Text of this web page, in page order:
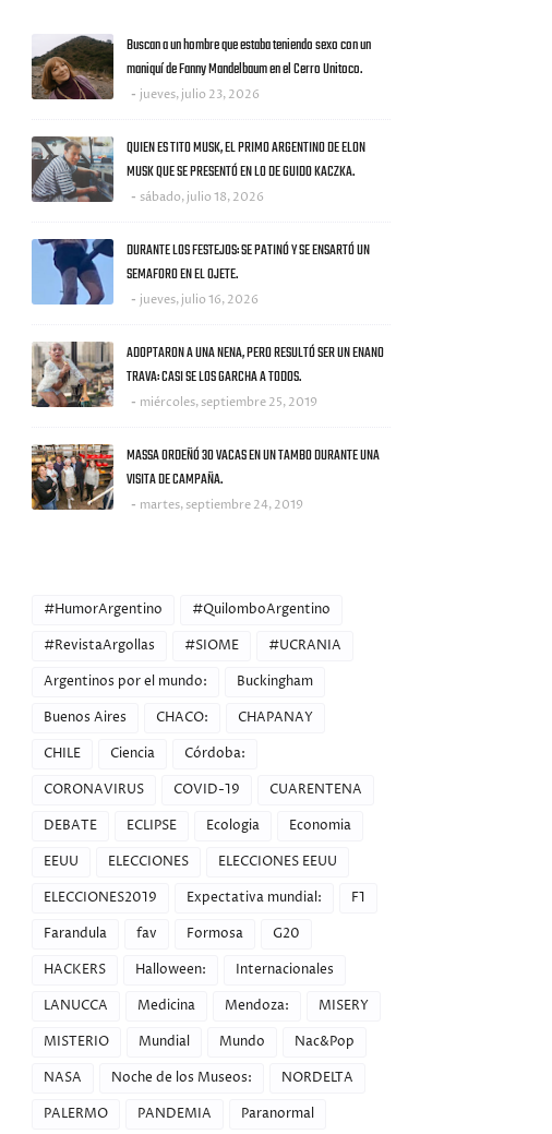
Buscan a un hombre que estaba teniendo sexo con un
maniquí de Fanny Mandelbaum en el Cerro Unitoco.
jueves, julio 23, 2026
QUIEN ES TITO MUSK, EL PRIMO ARGENTINO DE ELON
MUSK QUE SE PRESENTÓ EN LO DE GUIDO KACZKA.
sábado, julio 18, 2026
DURANTE LOS FESTEJOS: SE PATINÓ Y SE ENSARTÓ UN
SEMAFORO EN EL OJETE.
jueves, julio 16, 2026
ADOPTARON A UNA NENA, PERO RESULTÓ SER UN ENANO
TRAVA: CASI SE LOS GARCHA A TODOS.
miércoles, septiembre 25, 2019
MASSA ORDEÑÓ 30 VACAS EN UN TAMBO DURANTE UNA
VISITA DE CAMPAÑA.
martes, septiembre 24, 2019
#HumorArgentino
#QuilomboArgentino
#RevistaArgollas
#SIOME
#UCRANIA
Argentinos por el mundo:
Buckingham
Buenos Aires
CHACO:
CHAPANAY
CHILE
Ciencia
Córdoba:
CORONAVIRUS
COVID-19
CUARENTENA
DEBATE
ECLIPSE Ecologia
Economia
EEUU
ELECCIONES
ELECCIONES EEUU
ELECCIONES2019
Expectativa mundial:
F1
Farandula
fav Formosa
G20
HACKERS
Halloween:
Internacionales
LANUCCA
Medicina Mendoza:
MISERY
MISTERIO
Mundial Mundo
Nac&Pop
NASA
Noche de los Museos:
NORDELTA
PALERMO
PANDEMIA
Paranormal